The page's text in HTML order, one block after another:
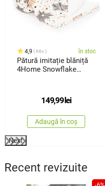
4,9 66x în stoc
Pătură imitație blăniță
4Home Snowflake
149,99 lei
Adaugă în coș
Next
Recent revizuite